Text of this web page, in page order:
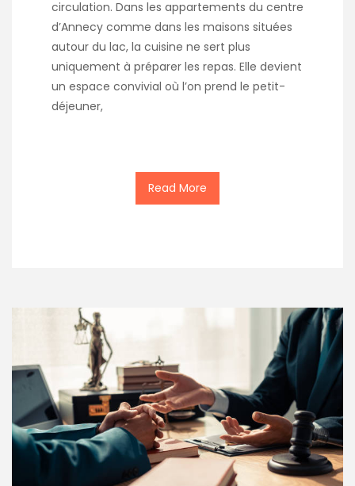
circulation. Dans les appartements du centre
d’Annecy comme dans les maisons situées
autour du lac, la cuisine ne sert plus
uniquement à préparer les repas. Elle devient
un espace convivial où l’on prend le petit-
déjeuner,
Read More